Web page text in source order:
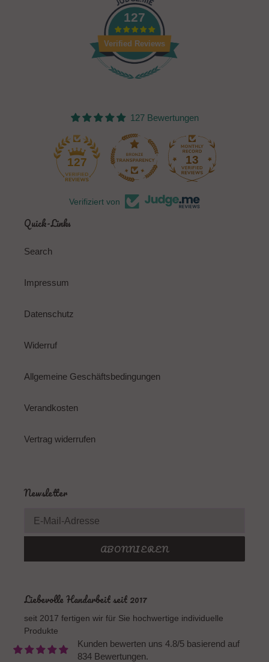
127
Verified Reviews
127 Bewertungen
127 13
Verifiziert von
Quick-Links
Search
Impressum
Datenschutz
Widerruf
Allgemeine Geschäftsbedingungen
Verandkosten
Vertrag widerrufen
Newsletter
ABONNIEREN
Liebevolle Handarbeit seit 2017
seit 2017 fertigen wir für Sie hochwertige individuelle
Produkte
Kunden bewerten uns 4.8/5 basierend auf
834 Bewertungen.